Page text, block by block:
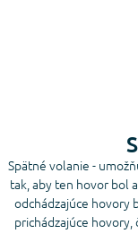
Spätné volanie -
tak, aby ten hovor bol
odchádzajúce hovory
prichádzajúce